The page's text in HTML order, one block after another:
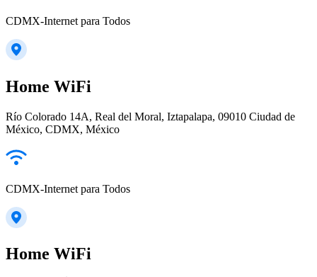
CDMX-Internet para Todos
Home WiFi
Río Colorado 14A, Real del Moral, Iztapalapa, 09010 Ciudad de
México, CDMX, México
CDMX-Internet para Todos
Home WiFi